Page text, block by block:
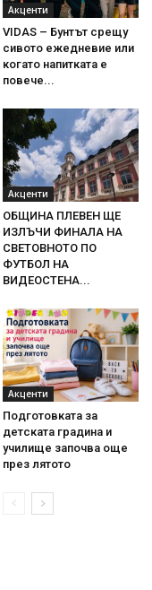
Акценти
VIDAS – Бунтът срещу
сивото ежедневие или
когато напитката е
повече...
Акценти
ОБЩИНА ПЛЕВЕН ЩЕ
ИЗЛЪЧИ ФИНАЛА НА
СВЕТОВНОТО ПО
ФУТБОЛ НА
ВИДЕОСТЕНА...
Акценти
Подготовката за
детската градина и
училище започва още
през лятото